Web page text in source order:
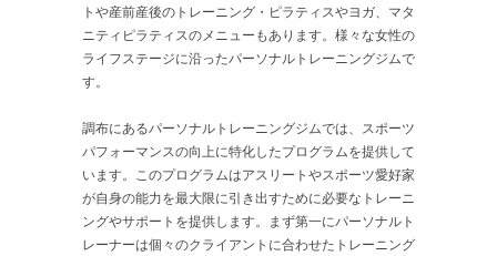
トや産前産後のトレーニング・ピラティスやヨガ、マタ
ニティピラティスのメニューもあります。様々な女性の
ライフステージに沿ったパーソナルトレーニングジムで
す。
調布にあるパーソナルトレーニングジムでは、スポーツ
パフォーマンスの向上に特化したプログラムを提供して
います。このプログラムはアスリートやスポーツ愛好家
が自身の能力を最大限に引き出すために必要なトレーニ
ングやサポートを提供します。まず第一にパーソナルト
レーナーは個々のクライアントに合わせたトレーニング